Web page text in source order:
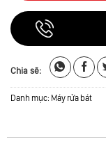
Chia sẽ:
Danh mục: Máy rửa bát